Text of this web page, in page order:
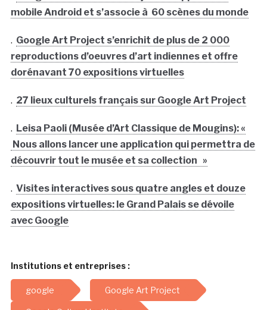
mobile Android et s’associe à 60 scènes du monde
. Google Art Project s’enrichit de plus de 2 000
reproductions d’oeuvres d’art indiennes et offre
dorénavant 70 expositions virtuelles
. 27 lieux culturels français sur Google Art Project
. Leisa Paoli (Musée d’Art Classique de Mougins): «
Nous allons lancer une application qui permettra de
découvrir tout le musée et sa collection »
. Visites interactives sous quatre angles et douze
expositions virtuelles: le Grand Palais se dévoile
avec Google
Institutions et entreprises :
google Google Art Project